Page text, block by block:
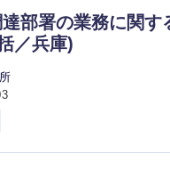
部署の業務に関す
／兵庫)